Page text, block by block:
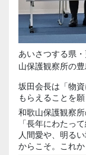
あいさつする県
山保護観察所の豊
坂田会長は「物
もらえることを
和歌山保護観察
「長年にわたっ
人間愛や、明る
からこそ。これ